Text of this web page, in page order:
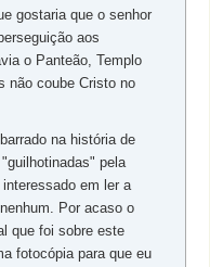
gostaria que o senhor
aos
o Panteão, Templo
não coube Cristo no
na história de
pela
em ler a
Por acaso o
que foi sobre este
fotocópia para que eu